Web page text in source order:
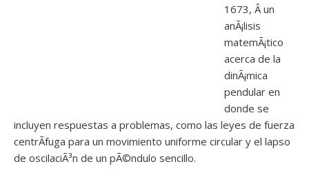
1673, Â un
anÃ¡lisis
matemÃ¡tico
acerca de la
dinÃ¡mica
pendular en
donde se
incluyen respuestas a problemas, como las leyes de fuerza
centrÃ­fuga para un movimiento uniforme circular y el lapso
de oscilaciÃ³n de un pÃ©ndulo sencillo.